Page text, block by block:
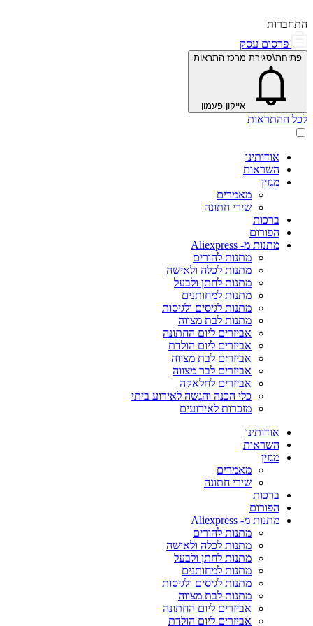
התחברות
פרסום עסק
פתיחת\סגירת מרכז התראות
אייקון פעמון
לכל ההתראות
אודותינו
השראות
מגזין
מאמרים
שירי חתונה
ברכות
הפורום
מתנות מ- Aliexpress
מתנות להורים
מתנות לכלה ולאישה
מתנות לחתן ולבעל
מתנות למחותנים
מתנות לגיסים ולגיסות
מתנות לבת מצווה
אביזרים ליום החתונה
אביזרים ליום הולדת
אביזרים לבת מצווה
אביזרים לבר מצווה
אביזרים לחלאקה
כלי הכנה והגשה לאירוע ביתי
מזכרות לאירועים
אודותינו
השראות
מגזין
מאמרים
שירי חתונה
ברכות
הפורום
מתנות מ- Aliexpress
מתנות להורים
מתנות לכלה ולאישה
מתנות לחתן ולבעל
מתנות למחותנים
מתנות לגיסים ולגיסות
מתנות לבת מצווה
אביזרים ליום החתונה
אביזרים ליום הולדת